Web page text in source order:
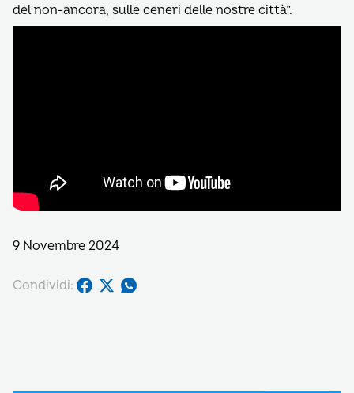
del non-ancora, sulle ceneri delle nostre città”.
9 Novembre 2024
Condividi: